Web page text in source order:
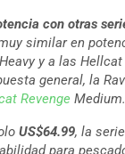
recomendado:1
con otras
similar en
y a las Hellcat
RevengeMedium.